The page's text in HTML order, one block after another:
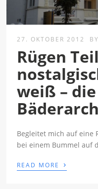
27. OKTOBER 2012 BY
Rügen
weiß –
Begleitet mich auf eine
bei einem Bummel auf
READ MORE ›